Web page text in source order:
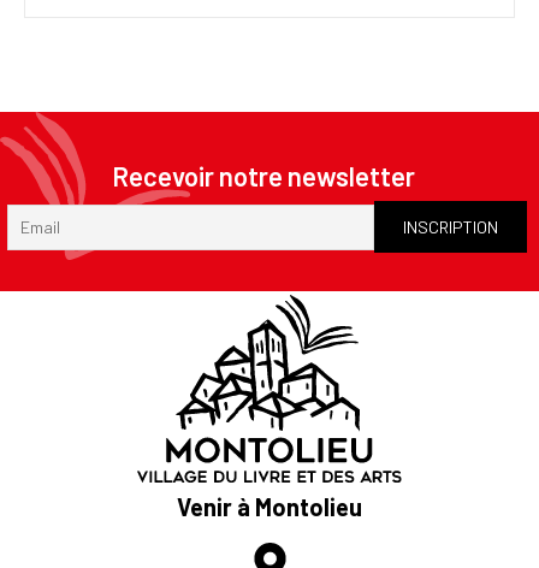
Recevoir notre newsletter
Venir à Montolieu